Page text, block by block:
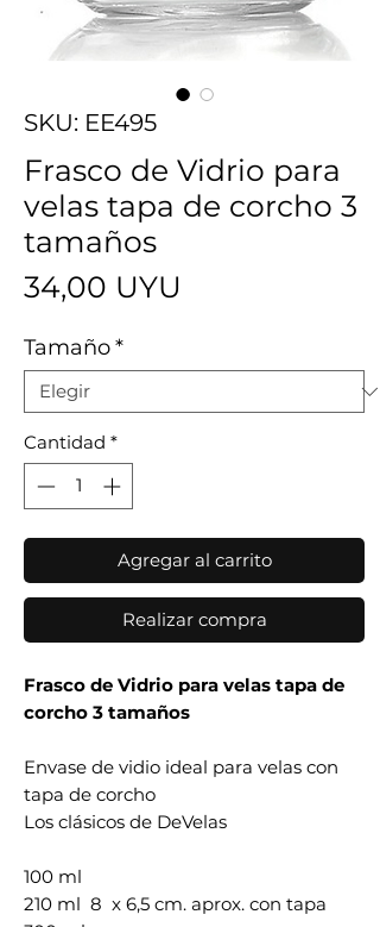
SKU: EE495
Frasco de Vidrio para
velas tapa de corcho 3
tamaños
34,00 UYU
Tamaño*
Cantidad *
Agregar al carrito
Realizar compra
Frasco de Vidrio para velas tapa de
corcho 3 tamaños
Envase de vidio ideal para velas con
tapa de corcho
Los clásicos de DeVelas
100 ml
210 ml 8 x 6,5 cm. aprox. con tapa